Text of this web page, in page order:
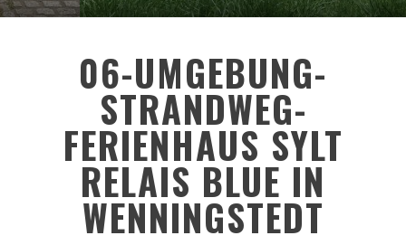
06-UMGEBUNG-
STRANDWEG-
FERIENHAUS SYLT
RELAIS BLUE IN
WENNINGSTEDT